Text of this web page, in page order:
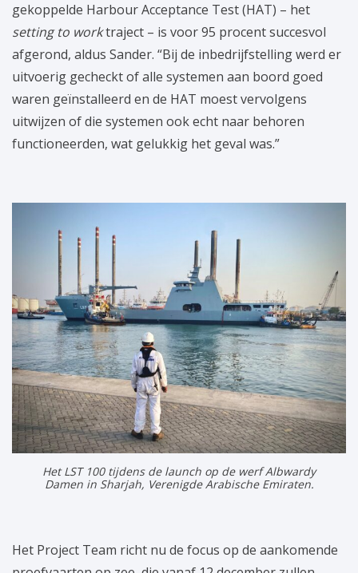
gekoppelde Harbour Acceptance Test (HAT) – het
setting to worktraject – is voor 95 procent succesvol
afgerond, aldus Sander. “Bij de inbedrijfstelling werd er
uitvoerig gecheckt of alle systemen aan boord goed
waren geïnstalleerd en de HAT moest vervolgens
uitwijzen of die systemen ook echt naar behoren
functioneerden, wat gelukkig het geval was.”
Het LST 100 tijdens de launch op de werf Albwardy
Damen in Sharjah, Verenigde Arabische Emiraten.
Het Project Team richt nu de focus op de aankomende